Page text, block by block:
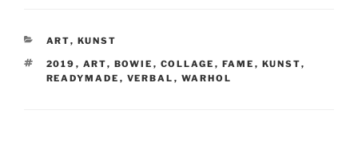
CATEGORIEËN
ART, KUNST
TAGS
2019 , ART, BOWIE , COLLAGE , FAME , KUNST,
READYMADE , VERBAL , WARHOL